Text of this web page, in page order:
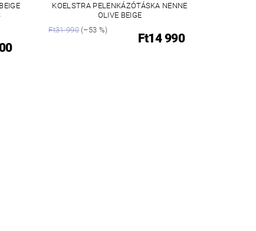
KOELSTRA PELENKÁZÓTÁSKA NENNE
OLIVE BEIGE
Ft31 990(–53 %)
Ft14 990